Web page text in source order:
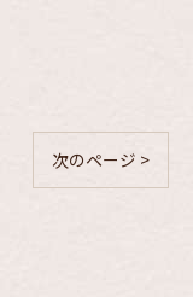
次のページ >